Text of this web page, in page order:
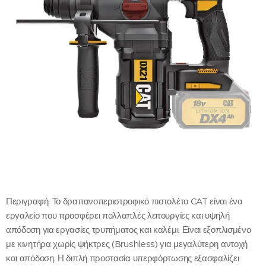
Περιγραφή: Το δραπανοπεριστροφικό πιστολέτο CAT είναι ένα
εργαλείο που προσφέρει πολλαπλές λειτουργίες και υψηλή
απόδοση για εργασίες τρυπήματος και καλέμι. Είναι εξοπλισμένο
με κινητήρα χωρίς ψήκτρες (Brushless) για μεγαλύτερη αντοχή
και απόδοση. Η διπλή προστασία υπερφόρτωσης εξασφαλίζει